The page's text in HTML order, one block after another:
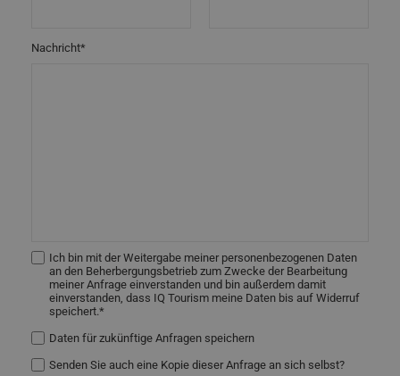
Nachricht*
Ich bin mit der Weitergabe meiner personenbezogenen Daten
an den Beherbergungsbetrieb zum Zwecke der Bearbeitung
meiner Anfrage einverstanden und bin außerdem damit
einverstanden, dass IQ Tourism meine Daten bis auf Widerruf
speichert.*
Daten für zukünftige Anfragen speichern
Senden Sie auch eine Kopie dieser Anfrage an sich selbst?